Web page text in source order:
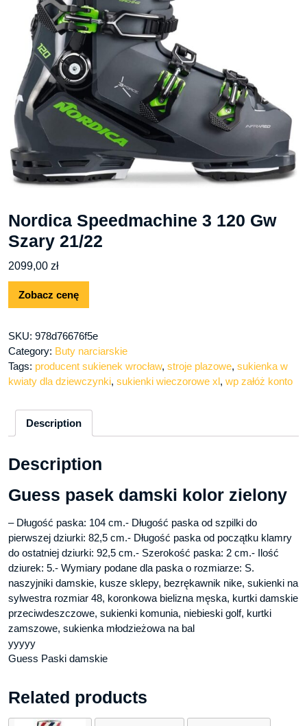
Nordica Speedmachine 3 120 Gw
Szary 21/22
2099,00 zł
Zobacz cenę
SKU: 978d76676f5e
Category: Buty narciarskie
Tags: producent sukienek wrocław, stroje plazowe, sukienka w
kwiaty dla dziewczynki, sukienki wieczorowe xl , wp załóż konto
Description
Description
Guess pasek damski kolor zielony
– Długość paska: 104 cm.- Długość paska od szpilki do
pierwszej dziurki: 82,5 cm.- Długość paska od początku klamry
do ostatniej dziurki: 92,5 cm.- Szerokość paska: 2 cm.- Ilość
dziurek: 5.- Wymiary podane dla paska o rozmiarze: S.
naszyjniki damskie, kusze sklepy, bezrękawnik nike, sukienki na
sylwestra rozmiar 48, koronkowa bielizna męska, kurtki damskie
przeciwdeszczowe, sukienki komunia, niebieski golf, kurtki
zamszowe, sukienka młodzieżowa na bal
yyyyy
Guess Paski damskie
Related products